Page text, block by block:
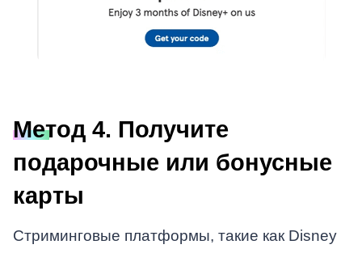
Метод 4. Получите
подарочные или бонусные
карты
Стриминговые платформы, такие как Disney